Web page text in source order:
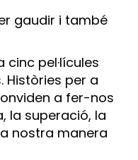
gaudir i també
cinc pel·lícules
Històries per a
a fer-nos
la superació, la
nostra manera